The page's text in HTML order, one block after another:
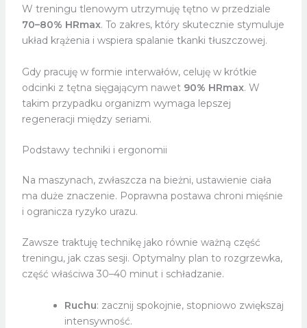
W treningu tlenowym utrzymuję tętno w przedziale
70–80% HRmax. To zakres, który skutecznie stymuluje
układ krążenia i wspiera spalanie tkanki tłuszczowej.
Gdy pracuję w formie interwałów, celuję w krótkie
odcinki z tętna sięgającym nawet 90% HRmax. W
takim przypadku organizm wymaga lepszej
regeneracji między seriami.
Podstawy techniki i ergonomii
Na maszynach, zwłaszcza na bieżni, ustawienie ciała
ma duże znaczenie. Poprawna postawa chroni mięśnie
i ogranicza ryzyko urazu.
Zawsze traktuję technikę jako równie ważną część
treningu, jak czas sesji. Optymalny plan to rozgrzewka,
część właściwa 30–40 minut i schładzanie.
Ruchu: zacznij spokojnie, stopniowo zwiększaj
intensywność.